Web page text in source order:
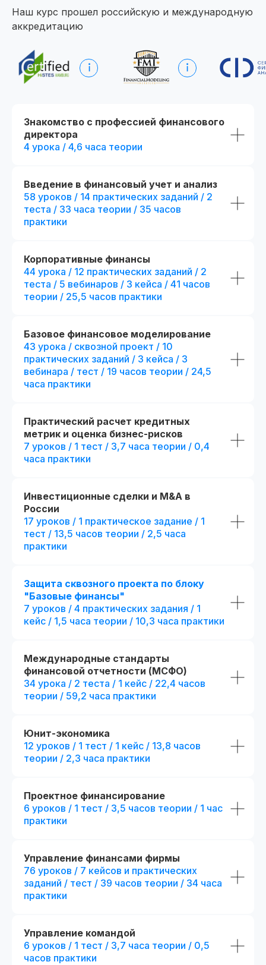
Наш курс прошел российскую и международную
аккредитацию
Знакомство с профессией финансового
директора
4 урока / 4,6 часа теории
Введение в финансовый учет и анализ
58 уроков / 14 практических заданий / 2
теста / 33 часа теории / 35 часов
практики
Корпоративные финансы
44 урока / 12 практических заданий / 2
теста / 5 вебинаров / 3 кейса / 41 часов
теории / 25,5 часов практики
Базовое финансовое моделирование
43 урока / сквозной проект / 10
практических заданий / 3 кейса / 3
вебинара / тест / 19 часов теории / 24,5
часа практики
Практический расчет кредитных
метрик и оценка бизнес-рисков
7 уроков / 1 тест / 3,7 часа теории / 0,4
часа практики
Инвестиционные сделки и M&A в
России
17 уроков / 1 практическое задание / 1
тест / 13,5 часов теории / 2,5 часа
практики
Защита сквозного проекта по блоку
"Базовые финансы"
7 уроков / 4 практических задания / 1
кейс / 1,5 часа теории / 10,3 часа практики
Международные стандарты
финансовой отчетности (МСФО)
34 урока / 2 теста / 1 кейс / 22,4 часов
теории / 59,2 часа практики
Юнит-экономика
12 уроков / 1 тест / 1 кейс / 13,8 часов
теории / 2,3 часа практики
Проектное финансирование
6 уроков / 1 тест / 3,5 часов теории / 1 час
практики
Управление финансами фирмы
76 уроков / 7 кейсов и практических
заданий / тест / 39 часов теории / 34 часа
практики
Управление командой
6 уроков / 1 тест / 3,7 часа теории / 0,5
часов практики
Попробовать 48 часов бесплатно
сегодня
Получите полную программу курса
погрузиться в обучение и принять
обоснованное решение без лишних
сомнений
Лицензия на осуществление
образовательной деятельности
вашей квалификации, что
профессионального развития
При дополнительной
регистрации
Диплом о прохождении курса
Удостоверение о
квалификации
Являемся официальными
администраторами экзамена СФА
и даем 20% скидку на регистрацию
Беспроцентная рассрочка на 18 месяцев
r111307.005/мес
fr111307.005
6 месяцев обучения с практикой
на реальных проектах
тест
25 практических заданий и 52
Презентации и конспекты
к урокам
Доступ к контенту
и обновлениям — навсегда
Официальный диплом
fr140090.000
Все опции
(стандарт) +
r140090.000/мес
Стандарт
+ 194 часа
тестов
+ 5 онлайн-встреч
с выбранными